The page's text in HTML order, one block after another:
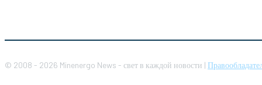
© 2008 - 2026 Minenergo News - свет в каждой новости |